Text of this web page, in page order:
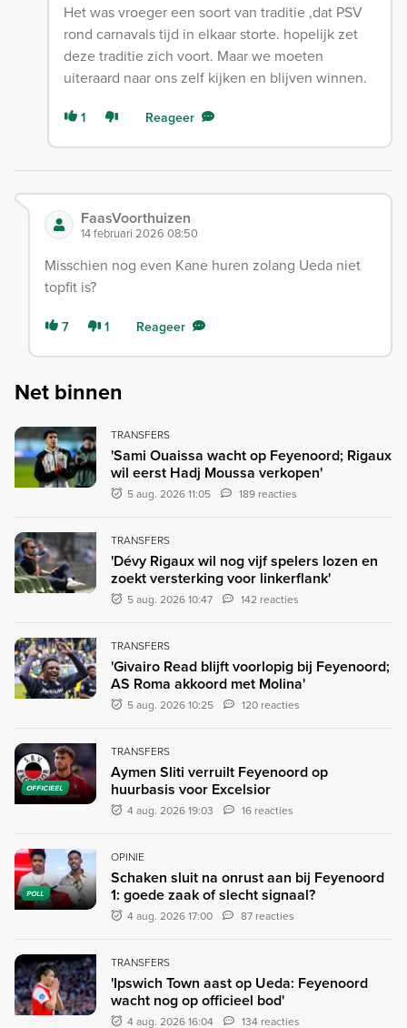
Het was vroeger een soort van traditie ,dat PSV
rond carnavals tijd in elkaar storte. hopelijk zet
deze traditie zich voort. Maar we moeten
uiteraard naar ons zelf kijken en blijven winnen.
1 Reageer
FaasVoorthuizen
14 februari 2026 08:50
Misschien nog even Kane huren zolang Ueda niet
topfit is?
7 1 Reageer
Net binnen
TRANSFERS
'Sami Ouaissa wacht op Feyenoord; Rigaux
wil eerst Hadj Moussa verkopen'
5 aug. 2026 11:05 189 reacties
TRANSFERS
'Dévy Rigaux wil nog vijf spelers lozen en
zoekt versterking voor linkerflank'
5 aug. 2026 10:47 142 reacties
TRANSFERS
'Givairo Read blijft voorlopig bij Feyenoord;
AS Roma akkoord met Molina'
5 aug. 2026 10:25 120 reacties
OFFICIEEL
TRANSFERS
Aymen Sliti verruilt Feyenoord op
huurbasis voor Excelsior
4 aug. 2026 19:03 16 reacties
POLL
OPINIE
Schaken sluit na onrust aan bij Feyenoord
1: goede zaak of slecht signaal?
4 aug. 2026 17:00 87 reacties
TRANSFERS
'Ipswich Town aast op Ueda: Feyenoord
wacht nog op officieel bod'
4 aug. 2026 16:04 134 reacties